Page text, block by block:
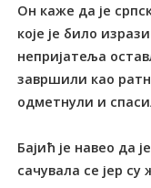
Он каже да је
које је било
непријатеља
завршили као
одметнули и
Бајић је навео да
сачувала се јер